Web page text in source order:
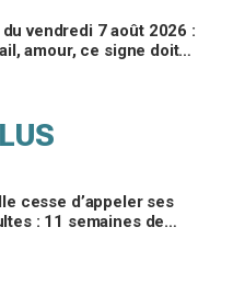
vendredi 7 août 2026 :
amour, ce signe doit
cesse d’appeler ses
: 11 semaines de